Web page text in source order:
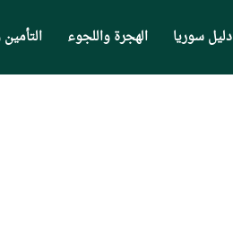
دليل سوريا الهجرة واللجوء